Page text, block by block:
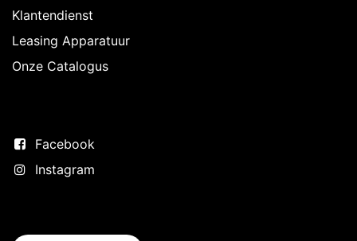
Klantendienst
Leasing Apparatuur
Onze Catalogus
Facebook
Instagram